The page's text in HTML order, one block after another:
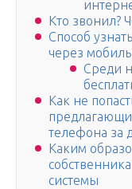
Кто звонил?
Способ
через
Среди
Как не
телефона за
Каким
системы